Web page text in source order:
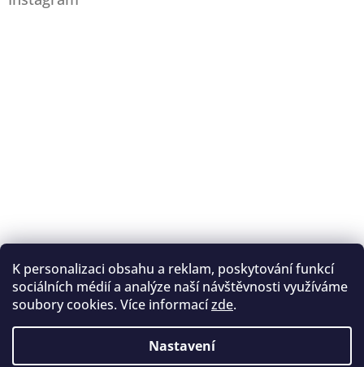
K personalizaci obsahu a reklam, poskytování funkcí
sociálních médií a analýze naší návštěvnosti využíváme
soubory cookies. Více informacízde.
Nastavení
Sledovat na Instagramu
Registrace na lukostřelbu
I. Královský lukostřelecký klub
Český lukostřelecký svaz